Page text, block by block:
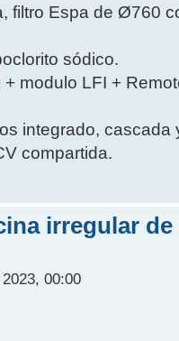
filtro Espa de Ø760
sódico.
modulo LFI +
integrado,
compartida.
irregular
00:00